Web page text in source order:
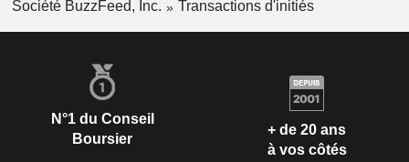
Société BuzzFeed, Inc.
Transactions d'initiés
N°1 du Conseil
Boursier
+ de 20 ans
à vos côtés